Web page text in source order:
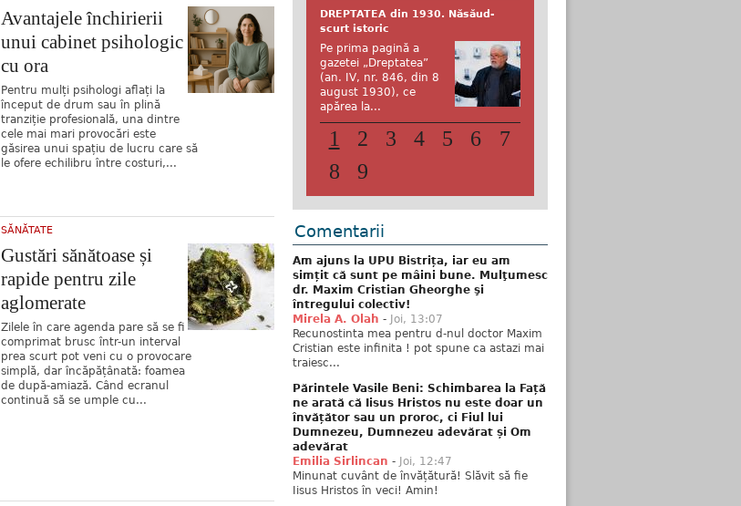
Avantajele închirierii
unui cabinet psihologic
cu ora
Pentru mulți psihologi aflați la
început de drum sau în plină
tranziție profesională, una dintre
cele mai mari provocări este
găsirea unui spațiu de lucru care să
le ofere echilibru între costuri,...
SĂNĂTATE
Gustări sănătoase și
rapide pentru zile
aglomerate
Zilele în care agenda pare să se fi
comprimat brusc într-un interval
prea scurt pot veni cu o provocare
simplă, dar încăpățânată: foamea
de după-amiază. Când ecranul
continuă să se umple cu...
DREPTATEA din 1930. Năsăud-
scurt istoric
Pe prima pagină a
gazetei „Dreptatea”
(an. IV, nr. 846, din 8
august 1930), ce
apărea la...
1 2 3 4 5 6
7
8
9
Comentarii
Am ajuns la UPU Bistrița, iar eu am
simțit că sunt pe mâini bune. Mulţumesc
dr. Maxim Cristian Gheorghe şi
întregului colectiv!
Mirela A. Olah - Joi, 13:07
Recunostinta mea pentru d-nul doctor Maxim
Cristian este infinita ! pot spune ca astazi mai
traiesc...
Părintele Vasile Beni: Schimbarea la Față
ne arată că Iisus Hristos nu este doar un
învățător sau un proroc, ci Fiul lui
Dumnezeu, Dumnezeu adevărat și Om
adevărat
Emilia Sirlincan - Joi, 12:47
Minunat cuvânt de învățătură! Slăvit să fie
Iisus Hristos în veci! Amin!